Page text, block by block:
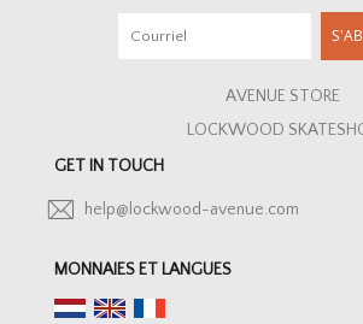
AVENUE STORE
LOCKWOOD
GET IN TOUCH
help@lockwood-avenue.com
MONNAIES ET LANGUES